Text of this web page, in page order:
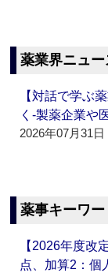
薬業界ニュ
【対話で学ぶ
く‐製薬企業や
2026年07月31日
薬事キーワ
【2026年度改
点、加算2：